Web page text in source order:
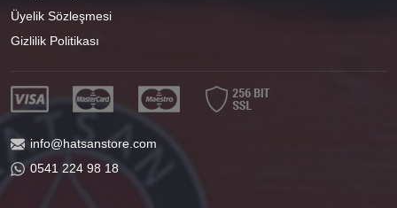
Üyelik Sözleşmesi
Gizlilik Politikası
info@hatsanstore.com
0541 224 98 18